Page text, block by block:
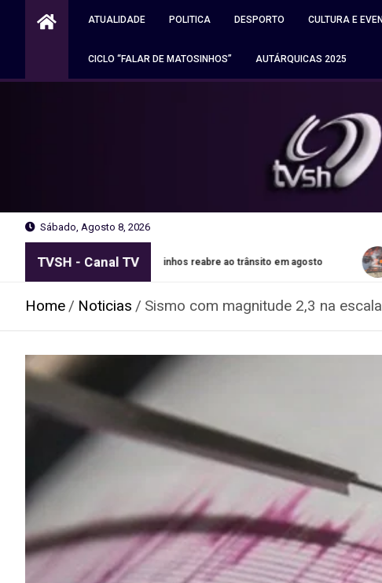
ATUALIDADE POLITICA DESPORTO CULTURA E
CICLO “FALAR DE MATOSINHOS” AUTÁRQUICAS 2025
Sábado, Agosto 8, 2026
TVSH - Canal TV
de Leixões em Matosinhos reabre ao trânsito em agosto
Home Noticias Sismo com magnitude 2,3 na